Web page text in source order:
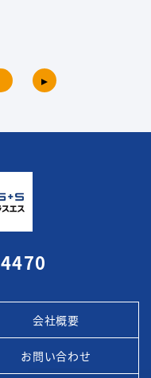
会社概要
お問い合わせ